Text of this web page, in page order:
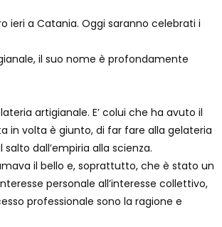
ieri a Catania. Oggi saranno celebrati i
il suo nome è profondamente
artigianale. E’ colui che ha avuto il
in volta è giunto, di far fare alla gelateria
dall’empiria alla scienza.
il bello e, soprattutto, che è stato un
personale all’interesse collettivo,
professionale sono la ragione e